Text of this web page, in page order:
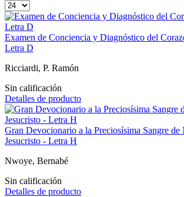
Examen de Conciencia y Diagnóstico del
Letra D
Ricciardi, P. Ramón
Sin calificación
Detalles de producto
Gran Devocionario a la Preciosísima Sangre de
Jesucristo - Letra H
Nwoye, Bernabé
Sin calificación
Detalles de producto